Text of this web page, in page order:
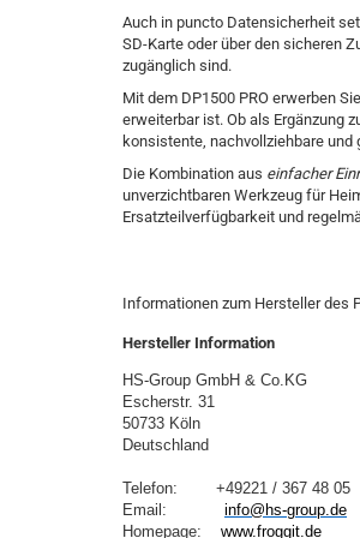
Auch in puncto Datensicherheit
SD-Karte oder über den sicheren
zugänglich sind.
Mit dem DP1500 PRO erwerben
erweiterbar ist. Ob als Ergänzung
konsistente, nachvollziehbare
Die Kombination aus einfacher
unverzichtbaren Werkzeug für
Ersatzteilverfügbarkeit und
Informationen zum Hersteller des
Hersteller Information
HS-Group GmbH & Co.KG
Escherstr. 31
50733 Köln
Deutschland
Telefon:        +49221 / 367 48 05
Email: info@hs-group.de
Homepage:
  www.
froggit.de